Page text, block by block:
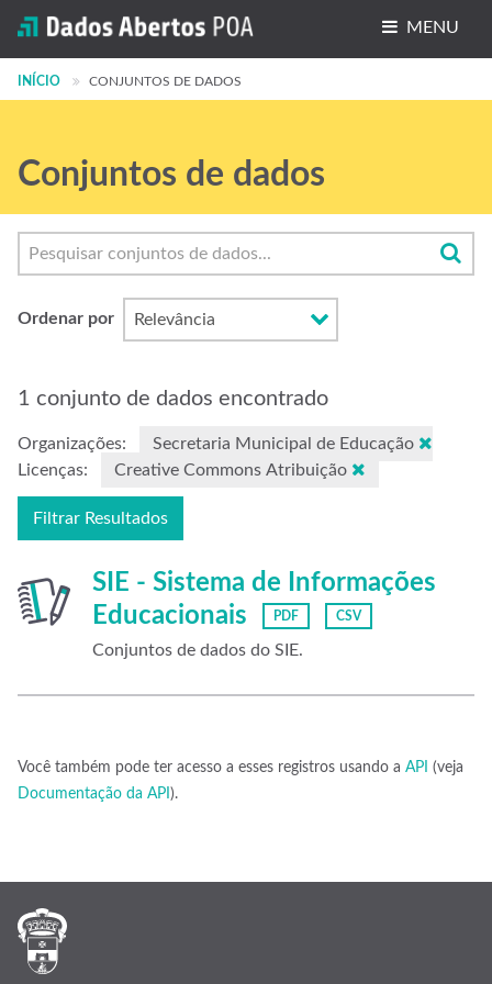
MENU
Conjuntos de dados
Grupos
Sobre
INÍCIO CONJUNTOS DE DADOS
Conjuntos de dados
Ordenar por
1 conjunto de dados encontrado
Organizações:
Secretaria Municipal de Educação
Licenças:
Creative Commons Atribuição
Filtrar Resultados
SIE - Sistema de Informações
Educacionais
PDF CSV
Conjuntos de dados do SIE.
Você também pode ter acesso a esses registros usando a API (veja
Documentação da API ).